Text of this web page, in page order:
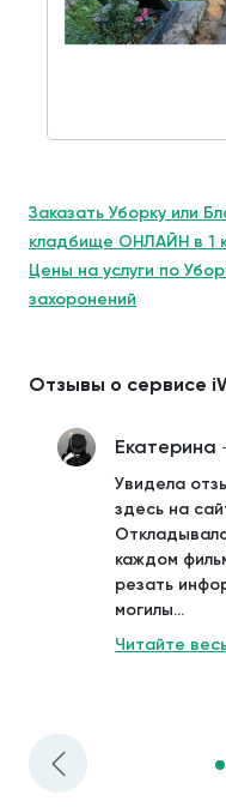
Заказать Уборку или
кладбище ОНЛАЙН в 1
Цены на услуги по
захоронений
Отзывы о сервисе
Екатерина
Увидела
здесь на
каждом
резать
могилы...
Читайте